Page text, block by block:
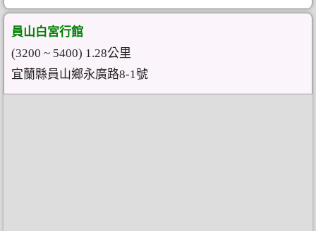
員山白宮行館
(3200 ~ 5400) 1.28公里
宜蘭縣員山鄉永廣路8-1號